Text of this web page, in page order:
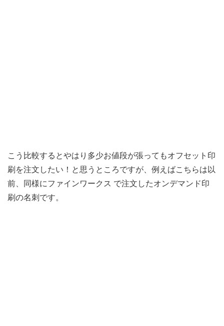
こう比較するとやはり多少お値段が張ってもオフセット印
刷を注文したい！と思うところですが、例えばこちらは以
前、同様にファインワークス で注文したオンデマンド印
刷の名刺です。